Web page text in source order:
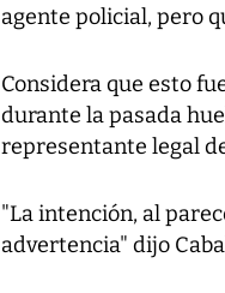
agente policial, pero
Considera que esto
durante la pasada
representante legal
"La intención, al
advertencia" dijo